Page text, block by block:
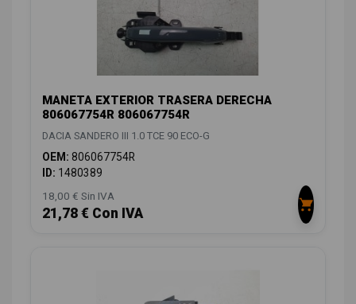
MANETA EXTERIOR TRASERA DERECHA
806067754R 806067754R
DACIA SANDERO III 1.0 TCE 90 ECO-G
OEM: 806067754R
ID: 1480389
18,00 € Sin IVA
21,78 € Con IVA